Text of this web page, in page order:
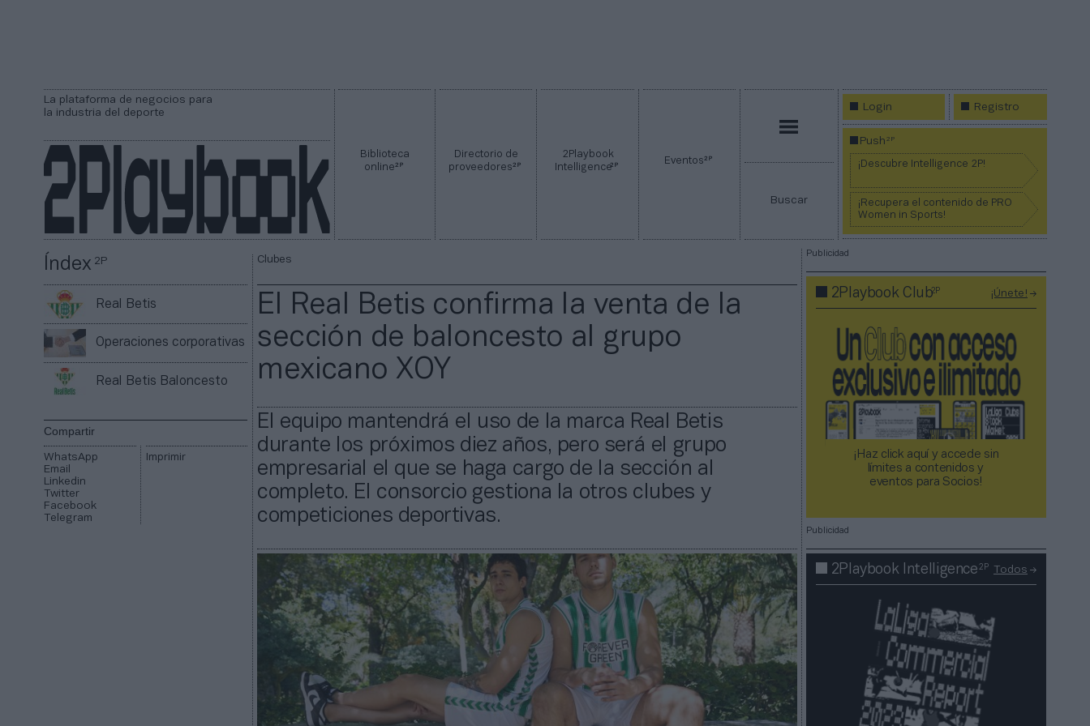
La plataforma de negocios para
la industria del deporte
Biblioteca
online2P
Directorio de
proveedores2P
2Playbook
Intelligence2P Eventos2P
Buscar
Login Registro
Push2P
¡Descubre Intelligence 2P!
¡Recupera el contenido de PRO
Women in Sports!
Índex2P
Real Betis
Operaciones corporativas
Real Betis Baloncesto
Compartir
WhatsApp
Email
Linkedin
Twitter
Facebook
Telegram
Imprimir
Clubes
El Real Betis confirma la venta de la
sección de baloncesto al grupo
mexicano XOY
El equipo mantendrá el uso de la marca Real Betis
durante los próximos diez años, pero será el grupo
empresarial el que se haga cargo de la sección al
completo. El consorcio gestiona la otros clubes y
competiciones deportivas.
Publicidad
2Playbook Club2P ¡Únete!
¡Haz click aquí y accede sin
límites a contenidos y
eventos para Socios!​​​​​​​
Publicidad
2Playbook Intelligence2P Todos